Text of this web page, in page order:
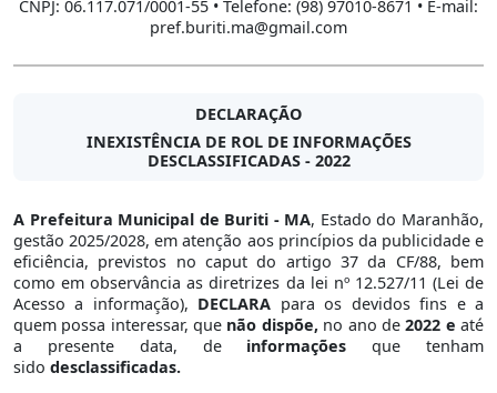
CNPJ: 06.117.071/0001-55 • Telefone: (98) 97010-8671 • E-mail:
pref.buriti.ma@gmail.com
DECLARAÇÃO
INEXISTÊNCIA DE ROL DE INFORMAÇÕES
DESCLASSIFICADAS - 2022
A Prefeitura Municipal de Buriti - MA, Estado do Maranhão,
gestão 2025/2028, em atenção aos princípios da publicidade e
eficiência, previstos no caput do artigo 37 da CF/88, bem
como em observância as diretrizes da lei nº 12.527/11 (Lei de
Acesso a informação), DECLARA para os devidos fins e a
quem possa interessar, que não dispõe,no ano de2022 eaté
a presente data, de informações que tenham
sido desclassificadas.